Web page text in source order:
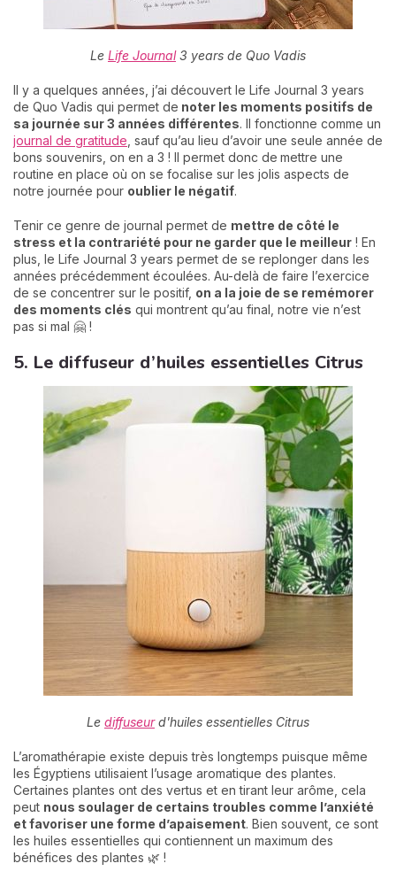
Le Life Journal3 years de Quo Vadis
Il y a quelques années, j’ai découvert le Life Journal 3 years
de Quo Vadis qui permet de noter les moments positifs de
sa journée sur 3 années différentes. Il fonctionne comme un
journal de gratitude , sauf qu’au lieu d’avoir une seule année de
bons souvenirs, on en a 3 ! Il permet donc de mettre une
routine en place où on se focalise sur les jolis aspects de
notre journée pour oublier le négatif.
Tenir ce genre de journal permet de mettre de côté le
stress et la contrariété pour ne garder que le meilleur ! En
plus, le Life Journal 3 years permet de se replonger dans les
années précédemment écoulées. Au-delà de faire l’exercice
de se concentrer sur le positif, on a la joie de se remémorer
des moments clés qui montrent qu’au final, notre vie n’est
pas si mal 🤗 !
5. Le diffuseur d’huiles essentielles Citrus
Le diffuseurd'huiles essentielles Citrus
L’aromathérapie existe depuis très longtemps puisque même
les Égyptiens utilisaient l’usage aromatique des plantes.
Certaines plantes ont des vertus et en tirant leur arôme, cela
peut nous soulager de certains troubles comme l’anxiété
et favoriser une forme d’apaisement. Bien souvent, ce sont
les huiles essentielles qui contiennent un maximum des
bénéfices des plantes 🌿 !